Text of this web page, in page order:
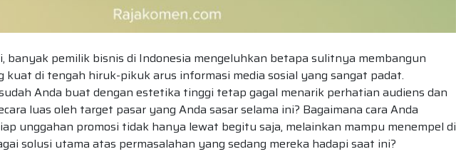
banyak pemilik bisnis di Indonesia mengeluhkan betapa sulitnya membangun
kuat di tengah hiruk-pikuk arus informasi media sosial yang sangat padat.
Anda buat dengan estetika tinggi tetap gagal menarik perhatian audiens dan
luas oleh target pasar yang Anda sasar selama ini? Bagaimana cara Anda
unggahan promosi tidak hanya lewat begitu saja, melainkan mampu menempel di
solusi utama atas permasalahan yang sedang mereka hadapi saat ini?